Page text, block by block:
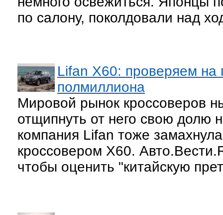
по салону, поколдовали над
Lifan X60: проверяем на
полмиллиона
Мировой рынок кроссоверов
отщипнуть от него свою долю
компания Lifan тоже
кроссовером Х60.
чтобы оценить "китайскую